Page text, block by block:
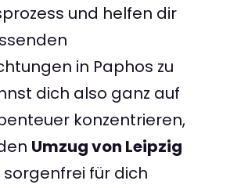
und helfen dir
in Paphos zu
dich also ganz auf
konzentrieren,
Umzug von Leipzig
sorgenfrei für dich